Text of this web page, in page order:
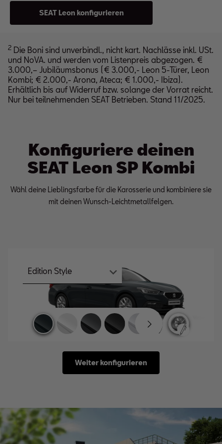
SEAT Leon konfigurieren
2 Die Boni sind unverbindl., nicht kart. Nachlässe inkl. USt.
und NoVA. und werden vom Listenpreis abgezogen. €
3.000,– Jubiläumsbonus (€ 3.000,- Leon 5-Türer, Leon
Kombi; € 2.000,- Arona, Ateca; € 1.000,- Ibiza).
Erhältlich bis auf Widerruf bzw. solange der Vorrat reicht.
Nur bei teilnehmenden SEAT Betrieben. Stand 11/2025.
Konfiguriere deinen
SEAT Leon SP Kombi
Wähl deine Lieblingsfarbe für die Karosserie und kombiniere sie
mit deinen Wunsch-Leichtmetallfelgen.